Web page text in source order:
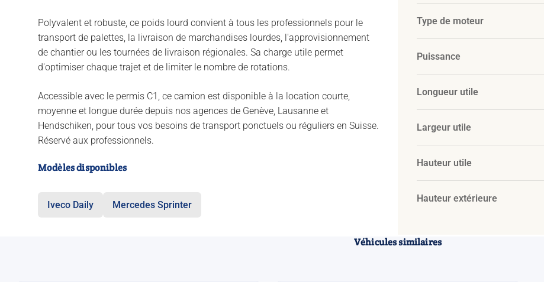
Polyvalent et robuste, ce poids lourd convient à tous les professionnels pour le
transport de palettes, la livraison de marchandises lourdes, l'approvisionnement
de chantier ou les tournées de livraison régionales. Sa charge utile permet
d'optimiser chaque trajet et de limiter le nombre de rotations.
Accessible avec le permis C1, ce camion est disponible à la location courte,
moyenne et longue durée depuis nos agences de Genève, Lausanne et
Hendschiken, pour tous vos besoins de transport ponctuels ou réguliers en Suisse.
Réservé aux professionnels.
Modèles disponibles
Iveco Daily Mercedes Sprinter
Type de moteur
Puissance
Longueur utile
Largeur utile
Hauteur utile
Hauteur extérieure
Véhicules similaires